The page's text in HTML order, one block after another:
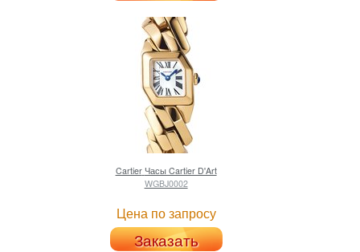
Cartier Часы Cartier D'Art
WGBJ0002
Цена по запросу
Заказать